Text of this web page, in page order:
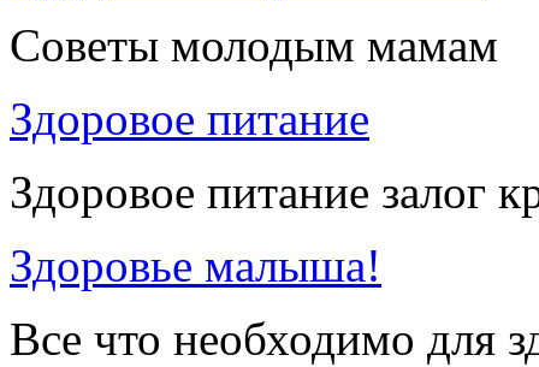
Советы молодым мамам
Здоровое питание
Здоровое питание залог
Здоровье малыша!
Все что необходимо для